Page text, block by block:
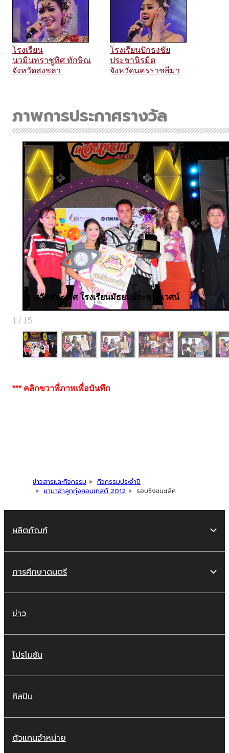
โรงเรียน
นวมินทราชูทิศ ทักษิณ
จังหวัดสงขลา
โรงเรียนปักธงชัย
ประชานิรมิต
จังหวัดนครราชสีมา
ภาพการประกาศรางวัล
รางวัลชนะเลิศ โรงเรียนมัธยมประชานิเวศน์
1 / 15
*** คลิกขวาที่ภาพเพื่อบันทึก
ข่าวสารและกิจกรรม
กิจกรรมประจำปี
ยามาฮ่าลูกทุ่งคอนเทสต์ 2012
รอบชิงชนะเลิศ
ผลิตภัณฑ์
การศึกษาดนตรี
ข่าว
โปรโมชัน
ศิลปิน
ตัวแทนจำหน่าย